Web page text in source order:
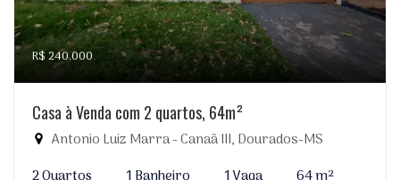
R$ 240.000
Casa à Venda com 2 quartos, 64m²
Antonio Luiz Marra - Canaã III, Dourados-MS